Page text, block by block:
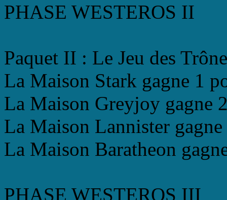
PHASE WESTEROS II
Paquet II : Le Jeu des
La Maison Stark gagne 1
La Maison Greyjoy gagne
La Maison Lannister
La Maison Baratheon
PHASE WESTEROS III